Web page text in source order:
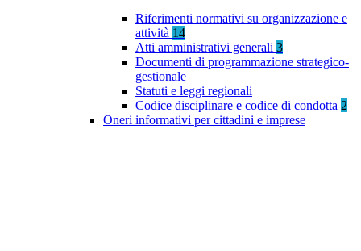
Riferimenti normativi su organizzazione e
attività 14
Atti amministrativi generali 3
Documenti di programmazione strategico-
gestionale
Statuti e leggi regionali
Codice disciplinare e codice di condotta 2
Oneri informativi per cittadini e imprese